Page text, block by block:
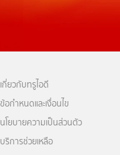
เกี่ยวกับทรูไอดี
ข้อกำหนดและเงื่อนไข
นโยบายความเป็นส่วนตัว
บริการช่วยเหลือ